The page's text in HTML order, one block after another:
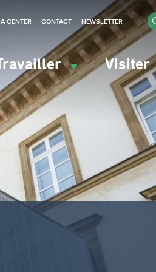
Visiter
CENTER CONTACT NEWSLETTER